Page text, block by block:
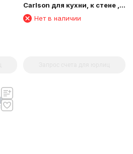
Carlson для кухни, к стене ,
хромНет в наличии